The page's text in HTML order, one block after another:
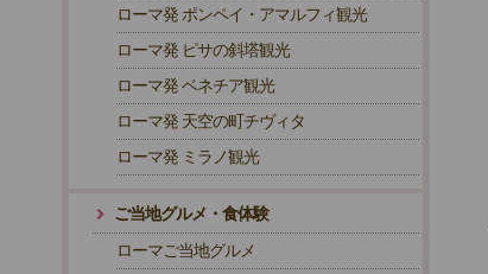
ローマ発 ポンペイ・アマルフィ観光
ローマ発 ピサの斜塔観光
ローマ発 ベネチア観光
ローマ発 天空の町チヴィタ
ローマ発 ミラノ観光
ご当地グルメ・食体験
ローマご当地グルメ